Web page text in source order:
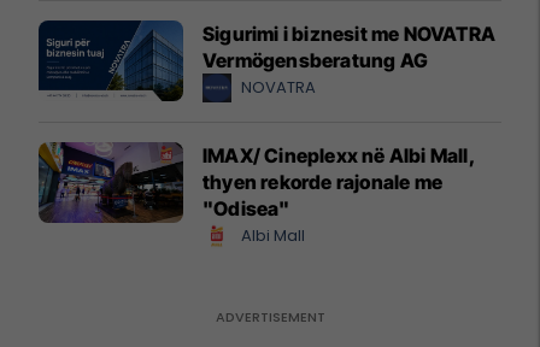
Sigurimi i biznesit me NOVATRA
Vermögensberatung AG
NOVATRA
IMAX/ Cineplexx në Albi Mall,
thyen rekorde rajonale me
"Odisea"
Albi Mall